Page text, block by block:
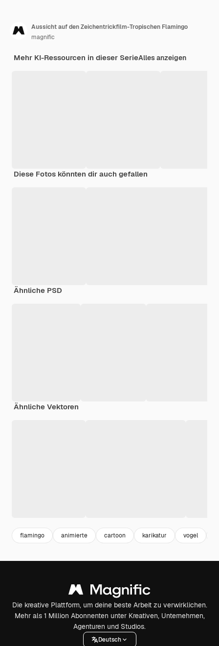
Aussicht auf den Zeichentrickfilm-Tropischen Flamingo
magnific
Mehr KI-Ressourcen in dieser SerieAlles anzeigen
Diese Fotos könnten dir auch gefallen
Ähnliche PSD
Ähnliche Vektoren
flamingo animierte cartoon karikatur vogel
Die kreative Plattform, um deine beste Arbeit zu verwirklichen.
Mehr als 1 Million Abonnenten unter Kreativen, Unternehmen,
Agenturen und Studios.
Deutsch